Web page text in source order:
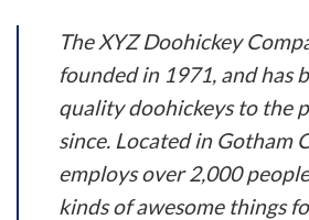
The XYZ Doohickey
founded in 1971, and has
quality doohickeys to the
since. Located in Gotham
employs over 2,000
kinds of awesome things